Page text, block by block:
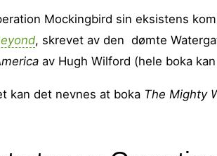
Mockingbird sin eksistens
, skrevet av den dømte
av Hugh Wilford (hele boka
kan det nevnes at boka The Mighty